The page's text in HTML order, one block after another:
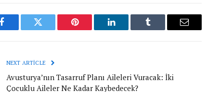
Facebook Twitter Pinterest LinkedIn Tumblr Email
NEXT ARTICLE
Avusturya’nın Tasarruf Planı Aileleri Vuracak: İki
Çocuklu Aileler Ne Kadar Kaybedecek?